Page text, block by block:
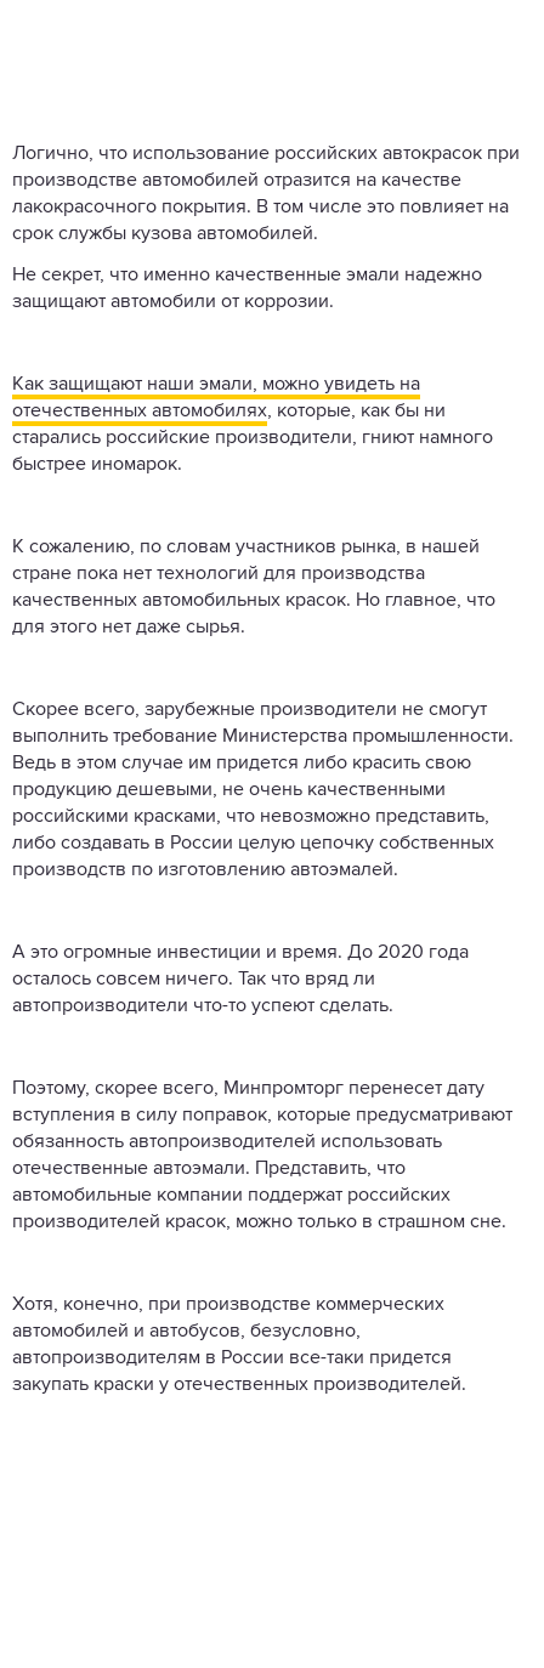
Логично, что использование российских автокрасок при
производстве автомобилей отразится на качестве
лакокрасочного покрытия. В том числе это повлияет на
срок службы кузова автомобилей.
Не секрет, что именно качественные эмали надежно
защищают автомобили от коррозии.
Как защищают наши эмали, можно увидеть на
отечественных автомобилях, которые, как бы ни
старались российские производители, гниют намного
быстрее иномарок.
К сожалению, по словам участников рынка, в нашей
стране пока нет технологий для производства
качественных автомобильных красок. Но главное, что
для этого нет даже сырья.
Скорее всего, зарубежные производители не смогут
выполнить требование Министерства промышленности.
Ведь в этом случае им придется либо красить свою
продукцию дешевыми, не очень качественными
российскими красками, что невозможно представить,
либо создавать в России целую цепочку собственных
производств по изготовлению автоэмалей.
А это огромные инвестиции и время. До 2020 года
осталось совсем ничего. Так что вряд ли
автопроизводители что-то успеют сделать.
Поэтому, скорее всего, Минпромторг перенесет дату
вступления в силу поправок, которые предусматривают
обязанность автопроизводителей использовать
отечественные автоэмали. Представить, что
автомобильные компании поддержат российских
производителей красок, можно только в страшном сне.
Хотя, конечно, при производстве коммерческих
автомобилей и автобусов, безусловно,
автопроизводителям в России все-таки придется
закупать краски у отечественных производителей.